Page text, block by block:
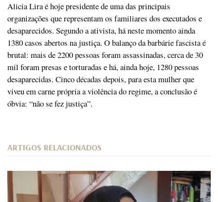
Alicia Lira é hoje presidente de uma das principais
organizações que representam os familiares dos executados e
desaparecidos. Segundo a ativista, há neste momento ainda
1380 casos abertos na justiça. O balanço da barbárie fascista é
brutal: mais de 2200 pessoas foram assassinadas, cerca de 30
mil foram presas e torturadas e há, ainda hoje, 1280 pessoas
desaparecidas. Cinco décadas depois, para esta mulher que
viveu em carne própria a violência do regime, a conclusão é
óbvia: “não se fez justiça”.
ARTIGOS RELACIONADOS